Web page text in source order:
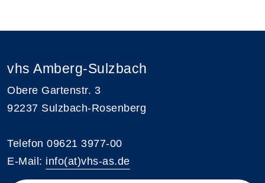
vhs Amberg-Sulzbach
Obere Gartenstr. 3
92237 Sulzbach-Rosenberg
Telefon 09621 3977-00
E-Mail: info(at)vhs-as.de